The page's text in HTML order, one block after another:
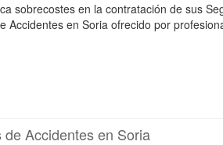
sobrecostes en la contratación de sus
en Soria ofrecido por
Accidentes en Soria